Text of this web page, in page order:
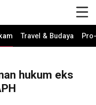
Travel & Budaya
hukum eks